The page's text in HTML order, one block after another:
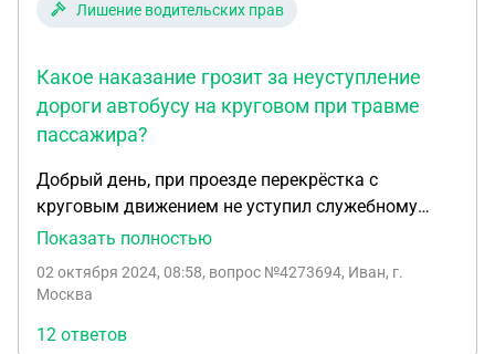
Лишение водительских прав
Какое наказание грозит за неуступление
дороги автобусу на круговом при травме
пассажира?
Добрый день, при проезде перекрёстка с
круговым движением не уступил служебному
автобусу который ехал по главной дороге,
торможение столкновения не было, но пассажир
пристегнута ремнём безопасности. Какое
Показать полностью
02 октября 2024, 08:58, вопрос №4273694, Иван, г.
Москва
12 ответов